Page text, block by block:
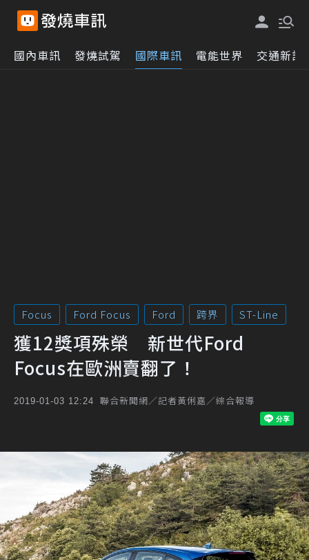
國內車訊 發燒試駕 國際車訊 電能世界 交通新訊
Focus Ford Focus Ford 跨界 ST-Line
獲12獎項殊榮 新世代Ford
Focus在歐洲賣翻了！
2019-01-03 12:24 聯合新聞網／記者黃俐嘉／綜合報導